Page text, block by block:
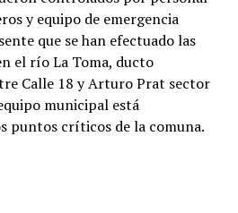
y equipo de emergencia
que se han efectuado las
el río La Toma, ducto
Calle 18 y Arturo Prat sector
municipal está
puntos críticos de la comuna.